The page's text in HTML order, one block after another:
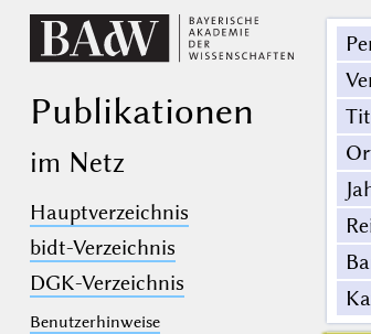
Publikationen
im Netz
Hauptverzeichnis
bidt-Verzeichnis
DGK-Verzeichnis
Benutzerhinweise